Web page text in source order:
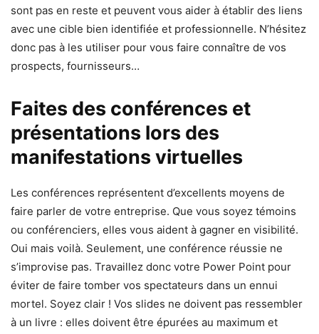
sont pas en reste et peuvent vous aider à établir des liens
avec une cible bien identifiée et professionnelle. N’hésitez
donc pas à les utiliser pour vous faire connaître de vos
prospects, fournisseurs…
Faites des conférences et
présentations lors des
manifestations virtuelles
Les conférences représentent d’excellents moyens de
faire parler de votre entreprise. Que vous soyez témoins
ou conférenciers, elles vous aident à gagner en visibilité.
Oui mais voilà. Seulement, une conférence réussie ne
s’improvise pas. Travaillez donc votre Power Point pour
éviter de faire tomber vos spectateurs dans un ennui
mortel. Soyez clair ! Vos slides ne doivent pas ressembler
à un livre : elles doivent être épurées au maximum et